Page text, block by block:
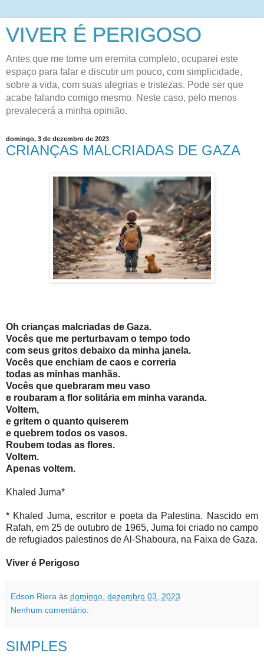
VIVER É PERIGOSO
Antes que me torne um eremita completo, ocuparei este
espaço para falar e discutir um pouco, com simplicidade,
sobre a vida, com suas alegrias e tristezas. Pode ser que
acabe falando comigo mesmo. Neste caso, pelo menos
prevalecerá a minha opinião.
domingo, 3 de dezembro de 2023
CRIANÇAS MALCRIADAS DE GAZA
Oh crianças malcriadas de Gaza.
Vocês que me perturbavam o tempo todo
com seus gritos debaixo da minha janela.
Vocês que enchiam de caos e correria
todas as minhas manhãs.
Vocês que quebraram meu vaso
e roubaram a flor solitária em minha varanda.
Voltem,
e gritem o quanto quiserem
e quebrem todos os vasos.
Roubem todas as flores.
Voltem.
Apenas voltem.
Khaled Juma*
* Khaled Juma, escritor e poeta da Palestina. Nascido em
Rafah, em 25 de outubro de 1965, Juma foi criado no campo
de refugiados palestinos de Al-Shaboura, na Faixa de Gaza.
Viver é Perigoso
Edson Riera às domingo, dezembro 03, 2023
Nenhum comentário:
SIMPLES